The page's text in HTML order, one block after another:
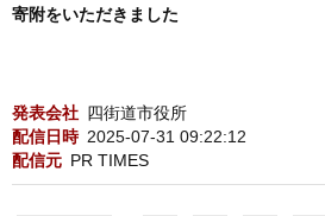
寄附をいただきました
発表会社 四街道市役所
配信日時 2025-07-31 09:22:12
配信元 PR TIMES